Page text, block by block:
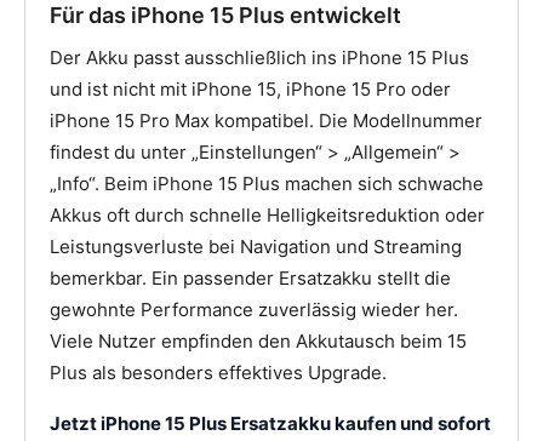
Für das iPhone 15 Plus entwickelt
Der Akku passt ausschließlich ins iPhone 15 Plus
und ist nicht mit iPhone 15, iPhone 15 Pro oder
iPhone 15 Pro Max kompatibel. Die Modellnummer
findest du unter „Einstellungen“ > „Allgemein“ >
„Info“. Beim iPhone 15 Plus machen sich schwache
Akkus oft durch schnelle Helligkeitsreduktion oder
Leistungsverluste bei Navigation und Streaming
bemerkbar. Ein passender Ersatzakku stellt die
gewohnte Performance zuverlässig wieder her.
Viele Nutzer empfinden den Akkutausch beim 15
Plus als besonders effektives Upgrade.
Jetzt iPhone 15 Plus Ersatzakku kaufen und sofort